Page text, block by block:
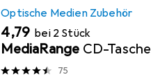
Optische Medien Zubehör
EUR
4,79 bei 2 Stück
MediaRange CD-Tasche
75